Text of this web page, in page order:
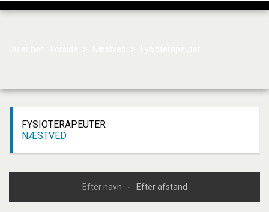
FYSIOTERAPEUTER
NÆSTVED
Efter navn Efter afstand